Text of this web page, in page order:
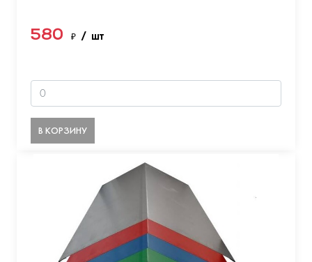
580 ₽ / шт
В КОРЗИНУ